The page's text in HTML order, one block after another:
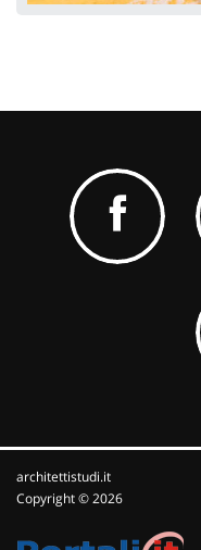
architettistudi.it
Copyright © 2026